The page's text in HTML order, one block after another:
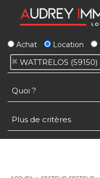
Achat Location
WATTRELOS (59150)